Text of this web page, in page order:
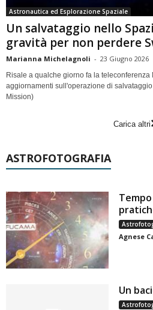
Astronautica ed Esplorazione Spaziale
Un salvataggio nello
gravità per non perdere
Marianna Michelagnoli - 23 Giugno 2026
Risale a qualche giorno fa la teleconferenza
aggiornamenti sull'operazione di
Mission)
Carica altri
ASTROFOTOGRAFIA
Agnese
Un